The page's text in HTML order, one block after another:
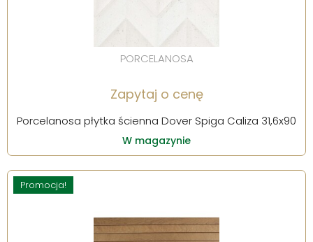
PORCELANOSA
Zapytaj o cenę
Porcelanosa płytka ścienna Dover Spiga Caliza 31,6x90
W magazynie
Promocja!